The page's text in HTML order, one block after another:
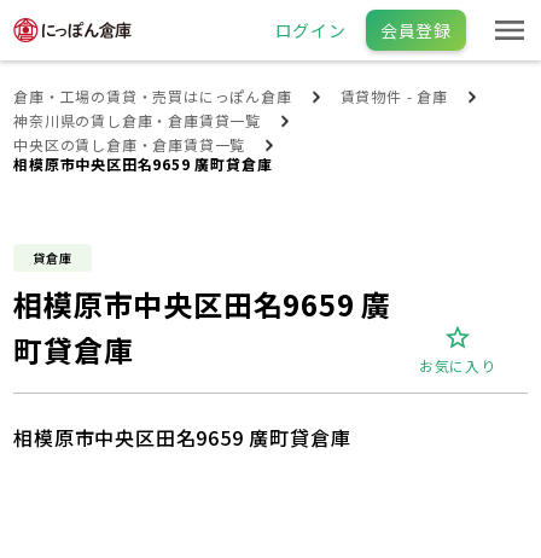
ログイン 会員登録
倉庫・工場の賃貸・売買はにっぽん倉庫
賃貸物件 - 倉庫
神奈川県の賃し倉庫・倉庫賃貸一覧
中央区の賃し倉庫・倉庫賃貸一覧
相模原市中央区田名9659 廣町貸倉庫
貸倉庫
相模原市中央区田名9659 廣
町貸倉庫
お気に入り
相模原市中央区田名9659 廣町貸倉庫